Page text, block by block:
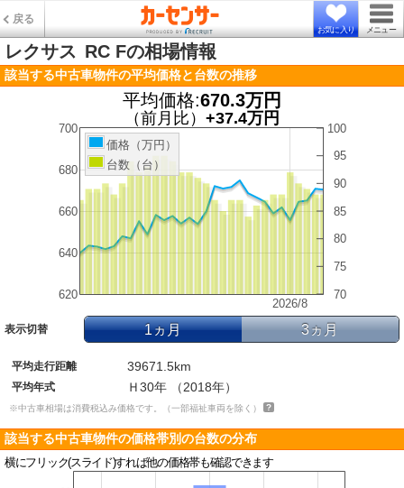
戻る
お気に入り メニュー
レクサス RC Fの相場情報
該当する中古車物件の平均価格と台数の推移
平均価格:670.3万円
（前月比） +37.4万円
2026/8
620
640
660
680
700
70
75
80
85
90
95
100
価格（万円）
台数（台）
表示切替 1ヵ月 3ヵ月
平均走行距離 39671.5km
平均年式 Ｈ30年 （2018年）
※中古車相場は消費税込み価格です。（一部福祉車両を除く）
該当する中古車物件の価格帯別の台数の分布
横にフリック(スライド)すれば他の価格帯も確認できます